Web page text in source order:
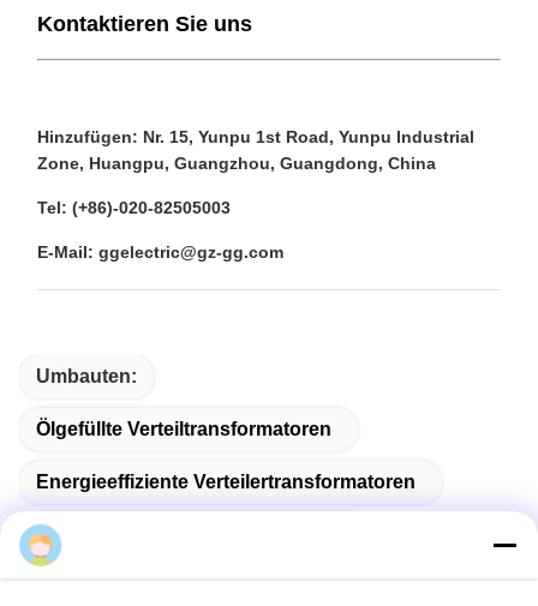
Kontaktieren Sie uns
Hinzufügen: Nr. 15, Yunpu 1st Road, Yunpu Industrial
Zone, Huangpu, Guangzhou, Guangdong, China
Tel: (+86)-020-82505003
E-Mail: ggelectric@gz-gg.com
Umbauten:
Ölgefüllte Verteiltransformatoren
Energieeffiziente Verteilertransformatoren
Leistungsverteilungstransformator